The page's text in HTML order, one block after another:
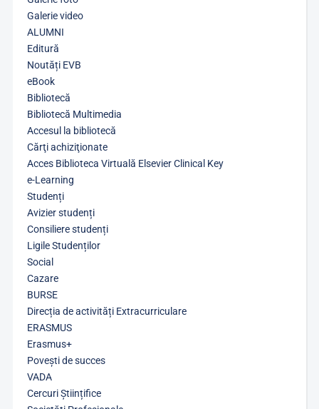
Galerie video
ALUMNI
Editură
Noutăți EVB
eBook
Bibliotecă
Bibliotecă Multimedia
Accesul la bibliotecă
Cărţi achiziţionate
Acces Biblioteca Virtuală Elsevier Clinical Key
e-Learning
Studenți
Avizier studenți
Consiliere studenți
Ligile Studenților
Social
Cazare
BURSE
Direcția de activități Extracurriculare
ERASMUS
Erasmus+
Povești de succes
VADA
Cercuri Științifice